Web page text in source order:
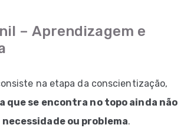
– Aprendizagem e
na etapa da conscientização,
que se encontra no topo ainda não
necessidade ou problema.